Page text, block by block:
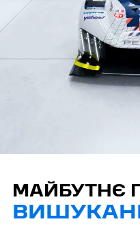
МАЙБУТНЄ